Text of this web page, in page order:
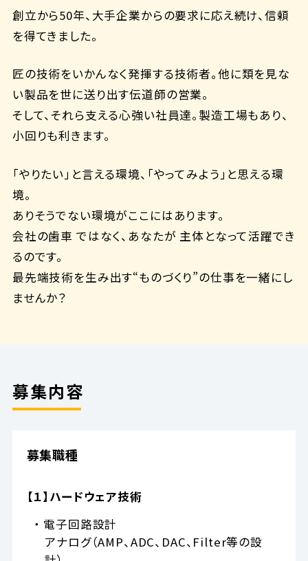
創立から50年、大手企業からの要求に応え続け、信頼
を得てきました。
匠の技術をいかんなく発揮する技術者。他に類を見な
い製品を世に送り出す伝道師の営業。
そして、それら支える心強い社員達。製造工場もあり、
小回りも利きます。
「やりたい」と言える環境、「やってみよう」と思える環
境。
ありそうでない環境がここにはあります。
会社の歯車 ではなく、あなたが 主体となって活躍でき
るのです。
最先端技術を生み出す“ものづくり”の仕事を一緒にし
ませんか？
募集内容
募集職種
【１】ハードウェア技術
・ 電子回路設計
アナログ（AMP、ADC、DAC、Filter等の設